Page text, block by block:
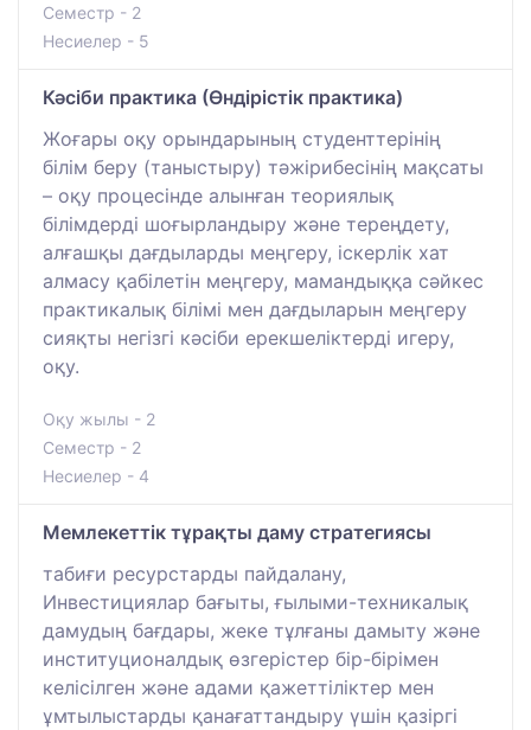
Семестр - 2
Несиелер - 5
Кәсіби практика (Өндірістік практика)
Жоғары оқу орындарының студенттерінің
білім беру (таныстыру) тәжірибесінің мақсаты
– оқу процесінде алынған теориялық
білімдерді шоғырландыру және тереңдету,
алғашқы дағдыларды меңгеру, іскерлік хат
алмасу қабілетін меңгеру, мамандыққа сәйкес
практикалық білімі мен дағдыларын меңгеру
сияқты негізгі кәсіби ерекшеліктерді игеру,
оқу.
Оқу жылы - 2
Семестр - 2
Несиелер - 4
Мемлекеттік тұрақты даму стратегиясы
табиғи ресурстарды пайдалану,
Инвестициялар бағыты, ғылыми-техникалық
дамудың бағдары, жеке тұлғаны дамыту және
институционалдық өзгерістер бір-бірімен
келісілген және адами қажеттіліктер мен
ұмтылыстарды қанағаттандыру үшін қазіргі